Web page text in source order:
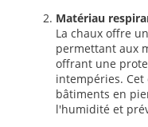
Matériau
La chaux offre
permettant aux
offrant une
intempéries.
bâtiments en
l'humidité et